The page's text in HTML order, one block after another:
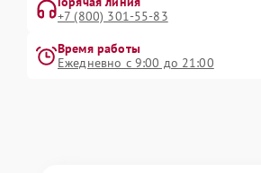
+7 (800) 301-55-83
Время работы
Ежедневно с 9:00 до 21:00